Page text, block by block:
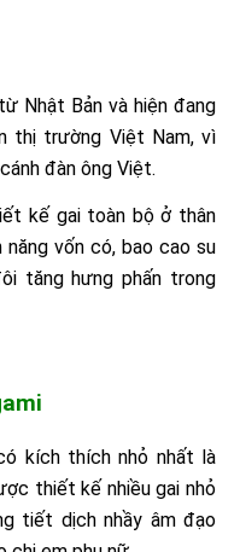
Nhật Bản và hiện đang
thị trường Việt Nam, vì
đàn ông Việt.
kế gai toàn bộ ở thân
vốn có, bao cao su
tăng hưng phấn trong
kích thích nhỏ nhất là
thiết kế nhiều gai nhỏ
tiết dịch nhầy âm đạo